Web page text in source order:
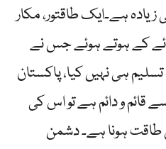
ہے۔ایک طاقتور، مکار
کے ہوتے ہوئے جس نے
ہی نہیں کیا، پاکستان
قائم و دائم ہے تو اس کی
ہونا ہے۔ دشمن